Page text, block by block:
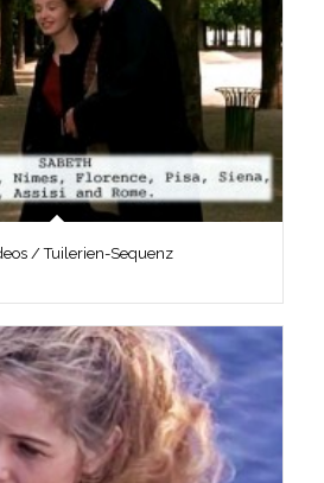
/ Tuilerien-Sequenz